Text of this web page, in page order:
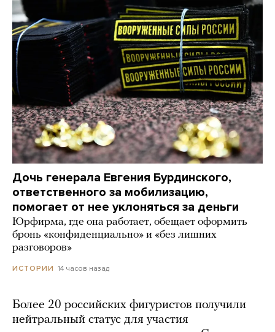
Дочь генерала Евгения Бурдинского,
ответственного за мобилизацию,
помогает от нее уклоняться за деньги
Юрфирма, где она работает, обещает оформить
бронь «конфиденциально» и «без лишних
разговоров»
ИСТОРИИ 14 часов назад
Более 20 российских фигуристов получили
нейтральный статус для участия